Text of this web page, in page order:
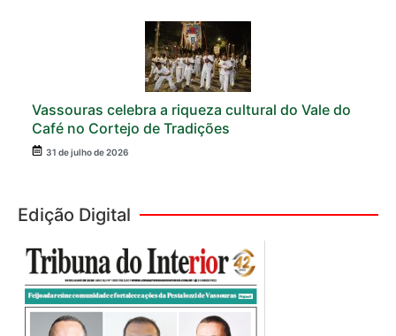
Vassouras celebra a riqueza cultural do Vale do
Café no Cortejo de Tradições
31 de julho de 2026
Edição Digital